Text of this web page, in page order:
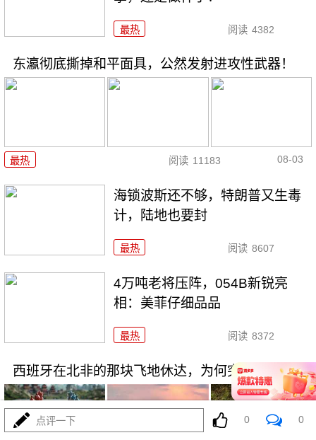
最热 阅读 4382
东瀛彻底撕掉和平面具，公然发射进攻性武器！
最热 阅读 11183 08-03
海锁波斯还不够，特朗普又生毒
计，陆地也要封
最热 阅读 8607
4万吨老将压阵，054B新锐亮
相：美菲仔细品品
最热 阅读 8372
西班牙在北非的那块飞地休达，为何突然炸了锅
点评一下 0 0